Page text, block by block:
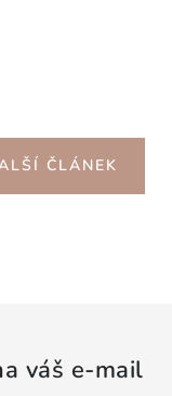
ČLÁNEK
váš e-mail